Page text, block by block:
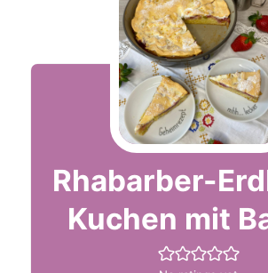
Rhabarber-
Kuchen mit